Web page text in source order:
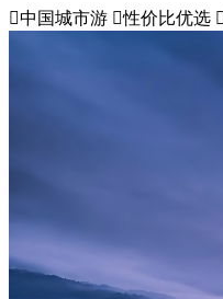
中国城市游 性价比优选 